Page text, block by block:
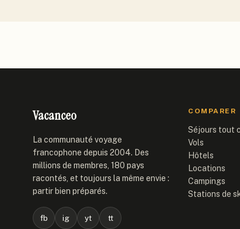
Vacanceo
La communauté voyage
francophone depuis 2004. Des
millions de membres, 180 pays
racontés, et toujours la même envie :
partir bien préparés.
fb ig yt tt
COMPARER
Séjours tout
Vols
Hôtels
Locations
Campings
Stations de